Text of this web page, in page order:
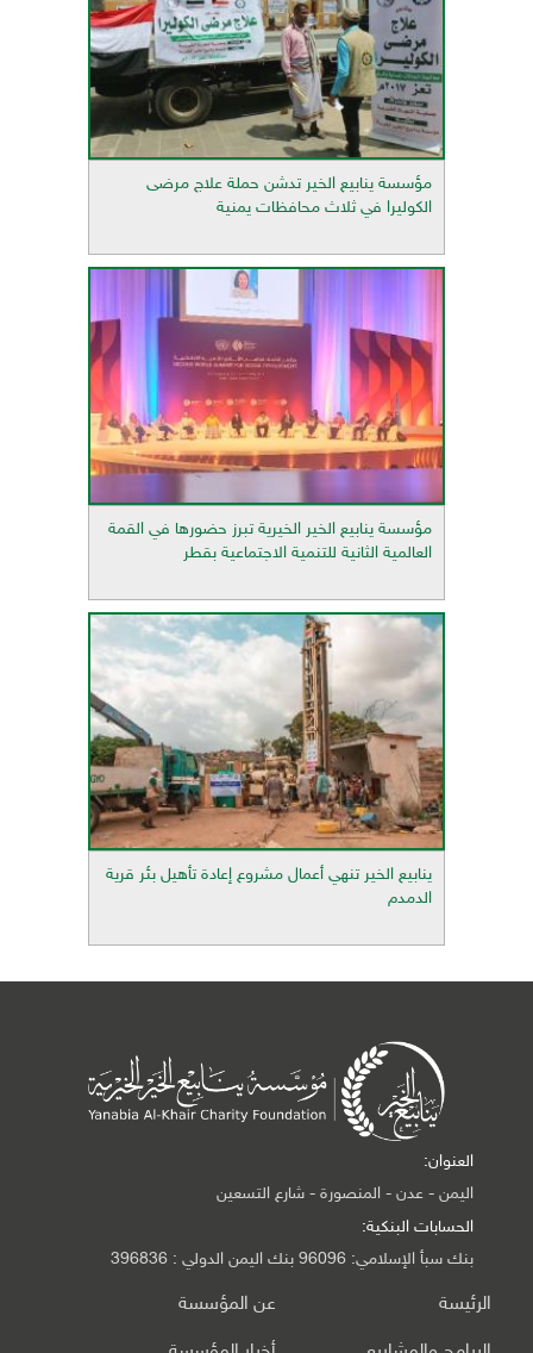
مؤسسة ينابيع الخير تدشن حملة علاج مرضى
الكوليرا في ثلاث محافظات يمنية
مؤسسة ينابيع الخير الخيرية تبرز حضورها في القمة
العالمية الثانية للتنمية الاجتماعية بقطر
ينابيع الخير تنهي أعمال مشروع إعادة تأهيل بئر قرية
الدمدم
العنوان:
اليمن - عدن - المنصورة - شارع التسعين
الحسابات البنكية:
بنك سبأ الإسلامي: 96096 بنك اليمن الدولي : 396836
الرئيسة عن المؤسسة